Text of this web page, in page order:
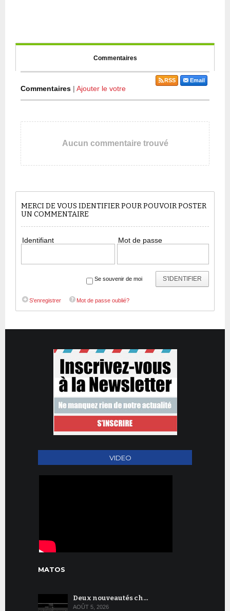
Commentaires
Commentaires | Ajouter le votre
Email
RSS
Aucun commentaire trouvé
MERCI DE VOUS IDENTIFIER POUR POUVOIR POSTER
UN COMMENTAIRE
Identifiant Mot de passe
S'IDENTIFIER
Se souvenir de moi
S'enregistrer Mot de passe oublié?
VIDEO
MATOS
Deux nouveautés ch…
AOÛT 5, 2026